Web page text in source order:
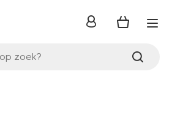
zoek?
inloggen